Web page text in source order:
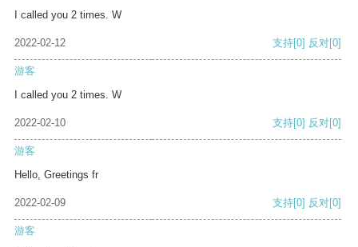
I called you 2 times. W
2022-02-12 支持[0] 反对[0]
游客
I called you 2 times. W
2022-02-10 支持[0] 反对[0]
游客
Hello, Greetings fr
2022-02-09 支持[0] 反对[0]
游客